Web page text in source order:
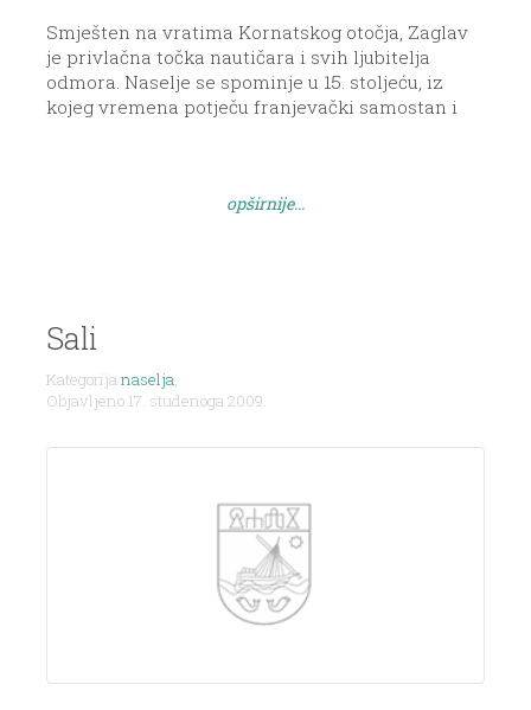
Smješten na vratima Kornatskog otočja, Zaglav
je privlačna točka nautičara i svih ljubitelja
odmora. Naselje se spominje u 15. stoljeću, iz
kojeg vremena potječu franjevački samostan i
Pored lijepih plaža, Zaglav nudi raznovrsne
opširnije...
Sali
Kategorijanaselja,
Objavljeno 17. studenoga 2009.